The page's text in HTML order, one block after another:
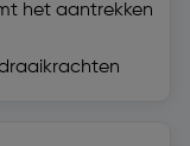
het aantrekken